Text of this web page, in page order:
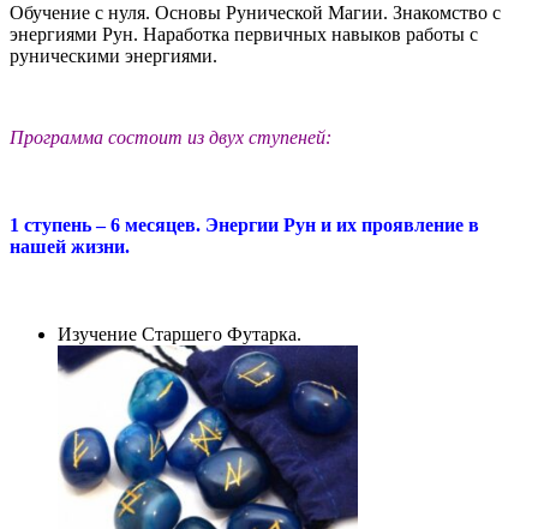
Обучение с нуля. Основы Рунической Магии. Знакомство с
энергиями Рун. Наработка первичных навыков работы с
руническими энергиями.
Программа состоит из двух ступеней:
1 ступень – 6 месяцев. Энергии Рун и их проявление в
нашей жизни.
Изучение Старшего Футарка.